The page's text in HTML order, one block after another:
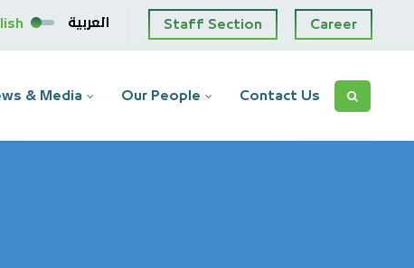
العربية Staff Section Career
& Media Our People Contact Us